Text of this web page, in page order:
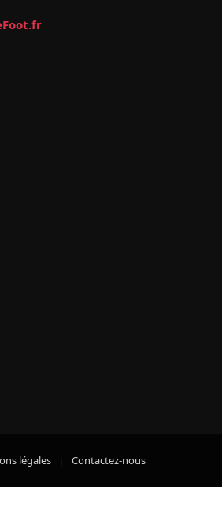
légales Contactez-nous